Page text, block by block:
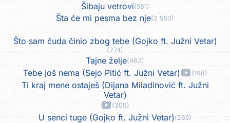
Šibaju vetrovi(581)
Šta će mi pesma bez nje(2 580)
Što sam čuda činio zbog tebe (Gojko ft. Južni Vetar)
(274)
Tajne želje(462)
Tebe još nema (Sejo Pitić ft. Južni Vetar) (198)
Ti kraj mene ostaješ (Dijana Miladinović ft. Južni
Vetar)
(309)
U senci tuge (Gojko ft. Južni Vetar)(265)